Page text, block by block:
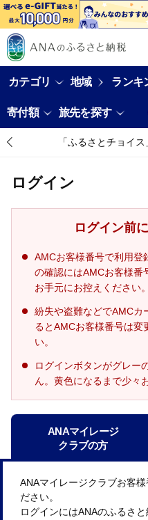
カテゴリ 地域 ランキ
寄付額 旅先を探す
「ふるさとチョイ
ログイン
ログイン前
AMCお客様番号で利用登
の確認にはAMCお客様番
お手元にお控えください。
紛失や盗難などでAMCカ
るとAMCお客様番号は変
い。
ログインボタンがグレー
ん。黄色になるまで少々
ANAマイレージ
クラブの方
ANAマイレージクラブお客
ださい。
ログインにはANAのふるさ